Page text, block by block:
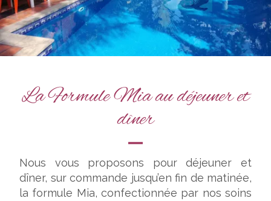
La Formule Mia au déjeuner et
dîner
Nous vous proposons pour déjeuner et
dîner, sur commande jusqu’en fin de matinée,
la formule Mia, confectionnée par nos soins